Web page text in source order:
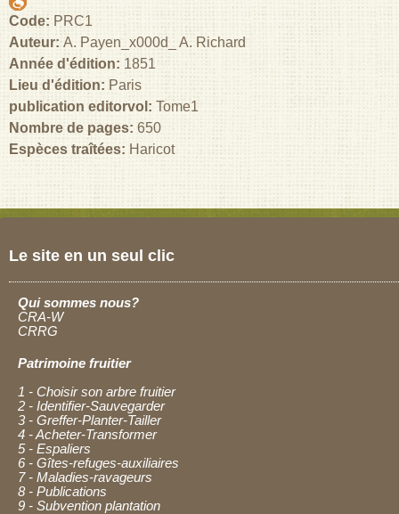
Code: PRC1
Auteur: A. Payen_x000d_ A. Richard
Année d'édition: 1851
Lieu d'édition: Paris
publication editorvol: Tome1
Nombre de pages: 650
Espèces traîtées: Haricot
Le site en un seul clic
Qui sommes nous?
CRA-W
CRRG
Patrimoine fruitier
1 - Choisir son arbre fruitier
2 - Identifier-Sauvegarder
3 - Greffer-Planter-Tailler
4 - Acheter-Transformer
5 - Espaliers
6 - Gîtes-refuges-auxiliaires
7 - Maladies-ravageurs
8 - Publications
9 - Subvention plantation